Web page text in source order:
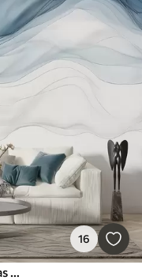
16
Ondas fluidas de texturas translúcidas en tonos azul oscuro, azul claro y blanco sobre un fondo claro